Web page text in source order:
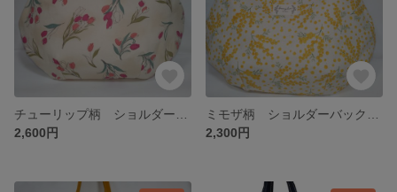
2,600円
2,300円